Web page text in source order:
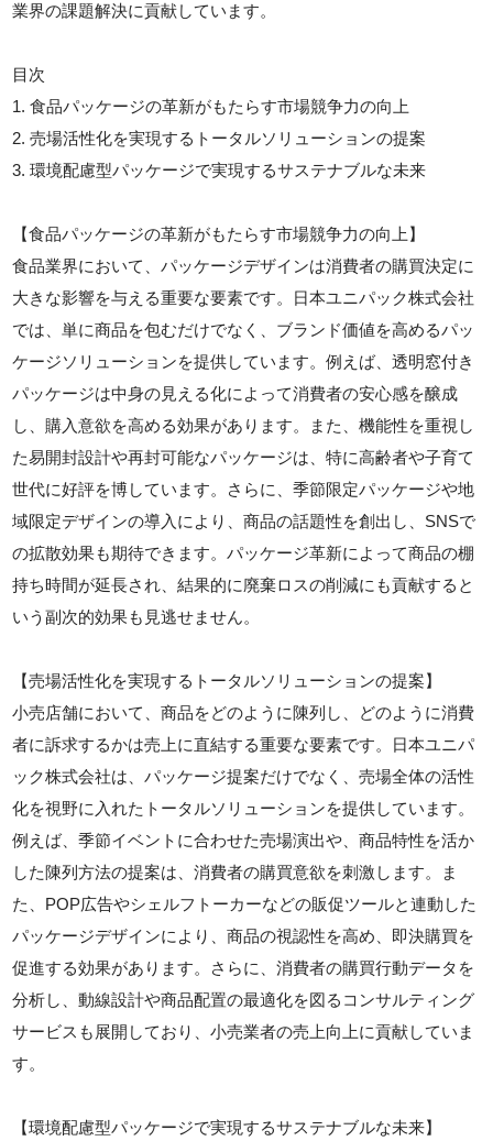
業界の課題解決に貢献しています。
目次
1. 食品パッケージの革新がもたらす市場競争力の向上
2. 売場活性化を実現するトータルソリューションの提案
3. 環境配慮型パッケージで実現するサステナブルな未来
【食品パッケージの革新がもたらす市場競争力の向上】
食品業界において、パッケージデザインは消費者の購買決定に
大きな影響を与える重要な要素です。日本ユニパック株式会社
では、単に商品を包むだけでなく、ブランド価値を高めるパッ
ケージソリューションを提供しています。例えば、透明窓付き
パッケージは中身の見える化によって消費者の安心感を醸成
し、購入意欲を高める効果があります。また、機能性を重視し
た易開封設計や再封可能なパッケージは、特に高齢者や子育て
世代に好評を博しています。さらに、季節限定パッケージや地
域限定デザインの導入により、商品の話題性を創出し、SNSで
の拡散効果も期待できます。パッケージ革新によって商品の棚
持ち時間が延長され、結果的に廃棄ロスの削減にも貢献すると
いう副次的効果も見逃せません。
【売場活性化を実現するトータルソリューションの提案】
小売店舗において、商品をどのように陳列し、どのように消費
者に訴求するかは売上に直結する重要な要素です。日本ユニパ
ック株式会社は、パッケージ提案だけでなく、売場全体の活性
化を視野に入れたトータルソリューションを提供しています。
例えば、季節イベントに合わせた売場演出や、商品特性を活か
した陳列方法の提案は、消費者の購買意欲を刺激します。ま
た、POP広告やシェルフトーカーなどの販促ツールと連動した
パッケージデザインにより、商品の視認性を高め、即決購買を
促進する効果があります。さらに、消費者の購買行動データを
分析し、動線設計や商品配置の最適化を図るコンサルティング
サービスも展開しており、小売業者の売上向上に貢献していま
す。
【環境配慮型パッケージで実現するサステナブルな未来】